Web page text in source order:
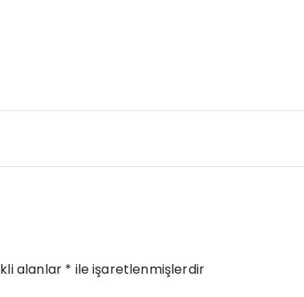
alanlar * ile işaretlenmişlerdir